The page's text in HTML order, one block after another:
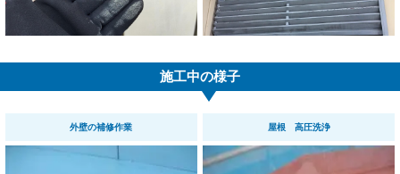
施工中の様子
外壁の補修作業 屋根 高圧洗浄